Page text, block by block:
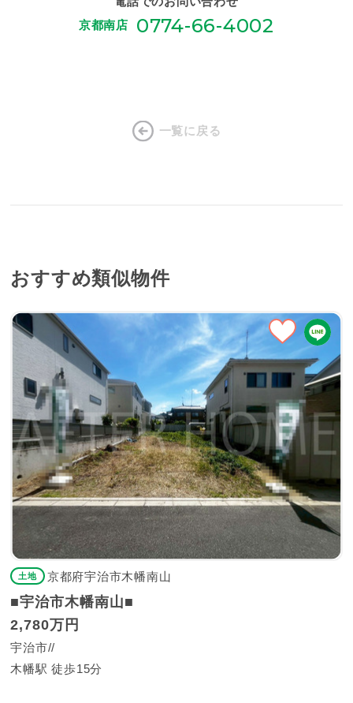
京都南店
0774-66-4002
一覧に戻る
おすすめ類似物件
土地 京都府宇治市木幡南山
■宇治市木幡南山■
2,780万円
宇治市
木幡駅 徒歩15分